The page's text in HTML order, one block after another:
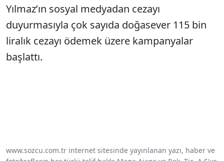
Yılmaz’ın sosyal medyadan cezayı
duyurmasıyla çok sayıda doğasever 115 bin
liralık cezayı ödemek üzere kampanyalar
başlattı.
www.sozcu.com.tr internet sitesinde yayınlanan yazı, haber ve